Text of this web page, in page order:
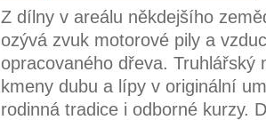
Z dílny v areálu někdejšího
ozývá zvuk motorové pily a
opracovaného dřeva.
kmeny dubu a lípy v originální
rodinná tradice i odborné kurzy.